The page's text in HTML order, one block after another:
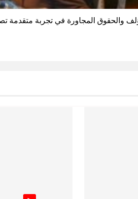
والحقوق المجاورة في تجربة متقدمة